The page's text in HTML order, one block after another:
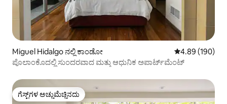
Miguel Hidalgo ನಲ್ಲಿ ಕಾಂಡೋ 5 ರಲ್ಲಿ 4.89
4.89 (190)
ಪೊಲಾಂಕೊದಲ್ಲಿ ಸುಂದರವಾದ ಮತ್ತು ಆಧುನಿಕ ಅಪಾರ್ಟ್‌ಮೆಂಟ್
ಗೆಸ್ಟ್‌ಗಳ ಅಚ್ಚುಮೆಚ್ಚಿನದು
ಗೆಸ್ಟ್‌ಗಳ ಅಚ್ಚುಮೆಚ್ಚಿನದು